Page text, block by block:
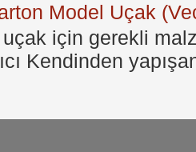
Model Uçak
için gerekli
Kendinden